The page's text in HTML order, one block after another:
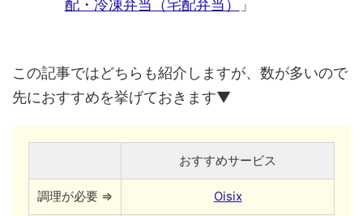
配・冷凍弁当（宅配弁当）
」
この記事ではどちらも紹介しますが、数が多いので
先におすすめを挙げておきます▼
おすすめサービス
調理が必要 ⇒ Oisix